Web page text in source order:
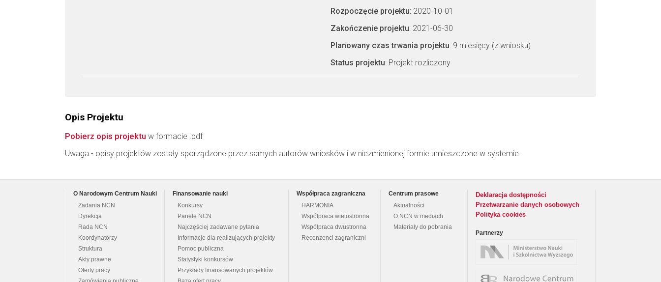
Rozpoczęcie projektu: 2020-10-01
Zakończenie projektu: 2021-06-30
Planowany czas trwania projektu: 9 miesięcy (z wniosku)
Status projektu: Projekt rozliczony
Opis Projektu
Pobierz opis projektu w formacie .pdf
Uwaga - opisy projektów zostały sporządzone przez samych autorów wniosków i w niezmienionej formie umieszczone w systemie.
O Narodowym Centrum Nauki
Zadania NCN
Dyrekcja
Rada NCN
Koordynatorzy
Struktura
Akty prawne
Oferty pracy
Finansowanie nauki
Konkursy
Panele NCN
Najczęściej zadawane pytania
Informacje dla realizujących projekty
Pomoc publiczna
Statystyki konkursów
Przykłady finansowanych projektów
Współpraca zagraniczna
HARMONIA
Współpraca wielostronna
Współpraca dwustronna
Recenzenci zagraniczni
Centrum prasowe
Aktualności
O NCN w mediach
Materiały do pobrania
Deklaracja dostępności
Przetwarzanie danych osobowych
Polityka cookies
Partnerzy